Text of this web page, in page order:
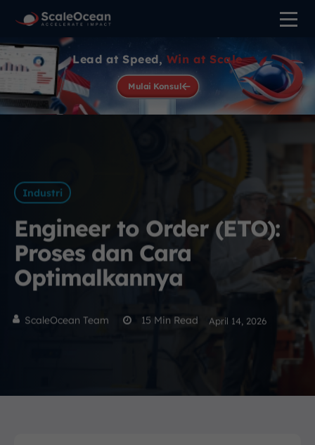
Lead at Speed, Win at Scale
Mulai Konsul
Industri
Engineer to Order (ETO):
Proses dan Cara
Optimalkannya
ScaleOcean Team 15 Min Read April 14, 2026